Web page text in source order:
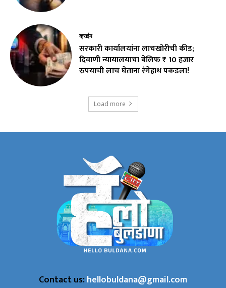
क्राईम
सरकारी कार्यालयांना लाचखोरीची कीड;
दिवाणी न्यायालयाचा बेलिफ ₹ 10 हजार
रुपयाची लाच घेताना रंगेहाथ पकडला!
Load more
Contact us:hellobuldana@gmail.com